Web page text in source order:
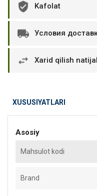
Kafolat
Условия
Xarid qilish
XUSUSIYATLARI
Asosiy
Mahsulot kodi
Brand